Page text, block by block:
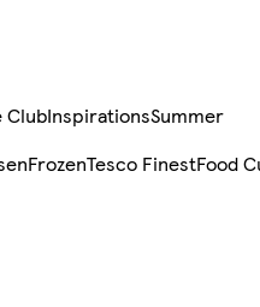
ClubInspirationsSummer
FrozenTesco FinestFood